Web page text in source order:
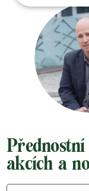
Přednostní
akcích a